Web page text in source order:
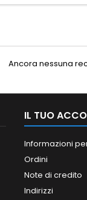
Ancora nessuna
IL TUO
Informazioni
Ordini
Note di credito
Indirizzi